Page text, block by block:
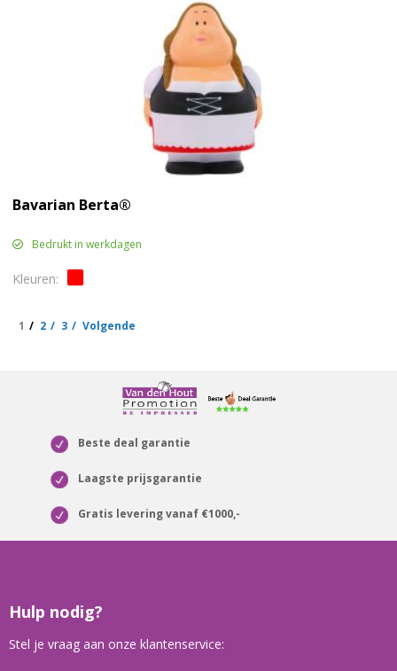
Bavarian Berta®
Bedrukt in werkdagen
1 2 3 Volgende
Beste deal garantie
Laagste prijsgarantie
Gratis levering vanaf €1000,-
Hulp nodig?
Stel je vraag aan onze klantenservice: